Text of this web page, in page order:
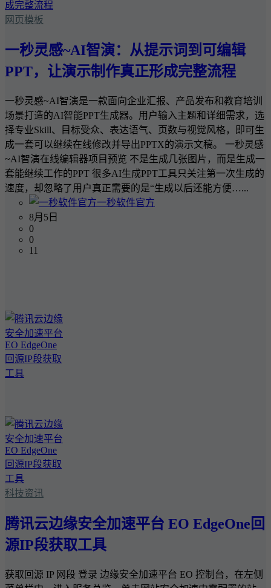
网页模板
一秒灵感~AI智演：从提示词到可编辑
PPT，让演示制作真正形成完整流程
一秒灵感~AI智演是一款面向企业汇报、产品发布和教育培训
场景打造的AI智能PPT生成器。用户输入主题和详细需求，选
择专业Skill、目标受众、表达语气、页数与视觉风格，即可生
成一套可以继续在线修改并导出PPTX的演示文稿。 一秒灵感
~AI智演在线编辑器项目预览 不是生成几张图片，而是生成一
套能继续工作的PPT 很多AI生成PPT工具只关注第一次生成的
速度，却忽略了用户真正需要的是“生成以后还能方便…...
一秒软件官方
8月5日
0
0
11
科技资讯
腾讯云边缘安全加速平台 EO EdgeOne回
源IP段获取工具
获取回源 IP 网段 登录 边缘安全加速平台 EO 控制台，在左侧